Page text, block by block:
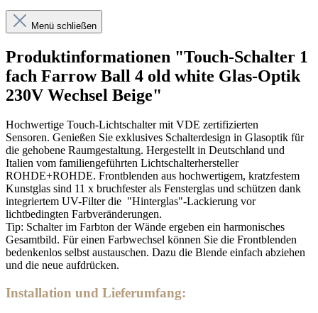
Menü schließen
Produktinformationen "Touch-Schalter 1
fach Farrow Ball 4 old white Glas-Optik
230V Wechsel Beige"
Hochwertige Touch-Lichtschalter mit VDE zertifizierten
Sensoren. Genießen Sie exklusives Schalterdesign in Glasoptik für
die gehobene Raumgestaltung. Hergestellt in Deutschland und
Italien vom familiengeführten Lichtschalterhersteller
ROHDE+ROHDE. Frontblenden aus hochwertigem, kratzfestem
Kunstglas sind 11 x bruchfester als Fensterglas und schützen dank
integriertem UV-Filter die "Hinterglas"-Lackierung vor
lichtbedingten Farbveränderungen.
Tip: Schalter im Farbton der Wände ergeben ein harmonisches
Gesamtbild. Für einen Farbwechsel können Sie die Frontblenden
bedenkenlos selbst austauschen. Dazu die Blende einfach abziehen
und die neue aufdrücken.
Installation und Lieferumfang: